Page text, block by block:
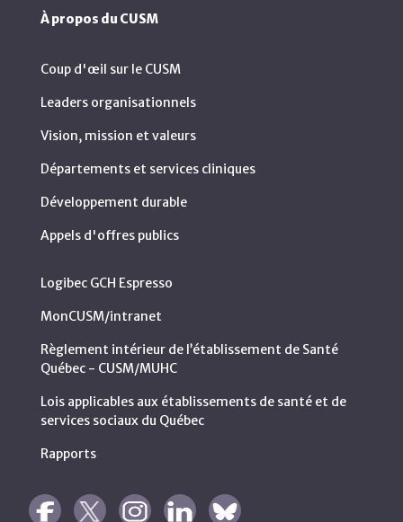
À propos du CUSM
Coup d'œil sur le CUSM
Leaders organisationnels
Vision, mission et valeurs
Départements et services cliniques
Développement durable
Appels d'offres publics
Logibec GCH Espresso
MonCUSM/intranet
Règlement intérieur de l’établissement de Santé
Québec - CUSM/MUHC
Lois applicables aux établissements de santé et de
services sociaux du Québec
Rapports